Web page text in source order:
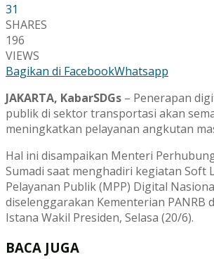
31
SHARES
196
VIEWS
Bagikan di FacebookWhatsapp
JAKARTA, KabarSDGs – Penerapan
publik di sektor transportasi akan
meningkatkan pelayanan angkutan
Hal ini disampaikan Menteri
Sumadi saat menghadiri kegiatan Soft
Pelayanan Publik (MPP) Digital
diselenggarakan Kementerian PANRB
Istana Wakil Presiden, Selasa (20/6).
BACA JUGA